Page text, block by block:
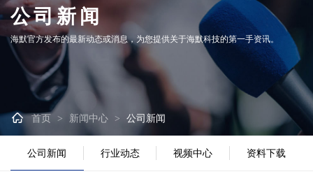
公司新闻
海默官方发布的最新动态或消息，为您提供关于海默科技的第一手资讯。
 首页 > 新闻中心 > 公司新闻
公司新闻 行业动态 视频中心 资料下载